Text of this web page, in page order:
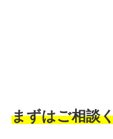
まずはご相談